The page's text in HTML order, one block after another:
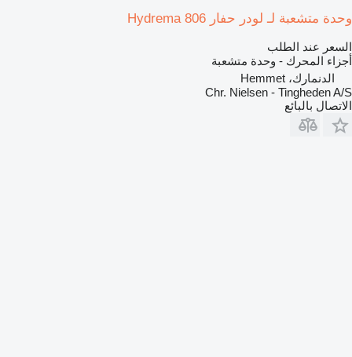
وحدة متشعبة لـ لودر حفار Hydrema 806
السعر عند الطلب
أجزاء المحرك - وحدة متشعبة
الدنمارك، Hemmet
Chr. Nielsen - Tingheden A/S
الاتصال بالبائع